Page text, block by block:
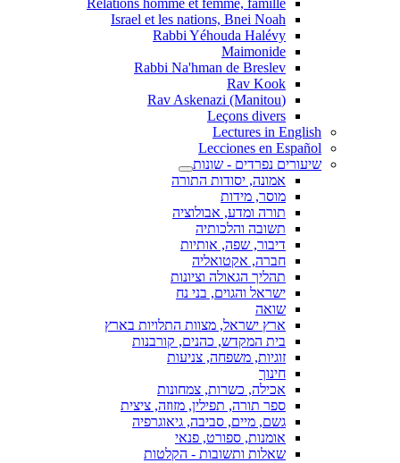
Relations homme et femme, famille
Israel et les nations, Bnei Noah
Rabbi Yéhouda Halévy
Maimonide
Rabbi Na'hman de Breslev
Rav Kook
(Rav Askenazi (Manitou
Leçons divers
Lectures in English
Lecciones en Español
שיעורים נפרדים - שונות
אמונה, יסודות התורה
מוסר, מידות
תורה ומדע, אבולוציה
תשובה והלכותיה
דיבור, שפה, אותיות
חברה, אקטואליה
תהליך הגאולה וציונות
ישראל והגוים, בני נח
שואה
ארץ ישראל, מצוות התלויות בארץ
בית המקדש, כהנים, קורבנות
זוגיות, משפחה, צניעות
חינוך
אכילה, כשרות, צמחונות
ספר תורה, תפילין, מזוזה, ציצית
גשם, מיים, סביבה, גיאוגרפיה
אומנות, ספורט, פנאי
שאלות ותשובות - הקלטות